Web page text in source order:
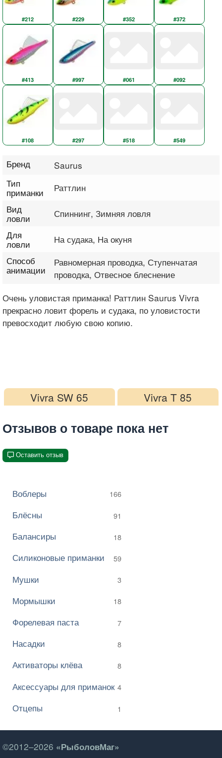
#212 #229 #352 #372
#413 #997 #061 #092
#108 #297 #518 #549
Бренд
Saurus
Тип
приманки
Раттлин
Вид
ловли
Спиннинг, Зимняя ловля
Для
ловли
На судака, На окуня
Способ
анимации
Равномерная проводка, Ступенчатая
проводка, Отвесное блеснение
Очень уловистая приманка! Раттлин Saurus Vivra
прекрасно ловит форель и судака, по уловистости
превосходит любую свою копию.
Vivra SW 65 Vivra T 85
Отзывов о товаре пока нет
Оставить отзыв
Воблеры 166
Блёсны 91
Балансиры 18
Силиконовые приманки 59
Мушки 3
Мормышки 18
Форелевая паста 7
Насадки 8
Активаторы клёва 8
Аксессуары для приманок 4
Отцепы 1
©2012–2026 «РыболовМаг»